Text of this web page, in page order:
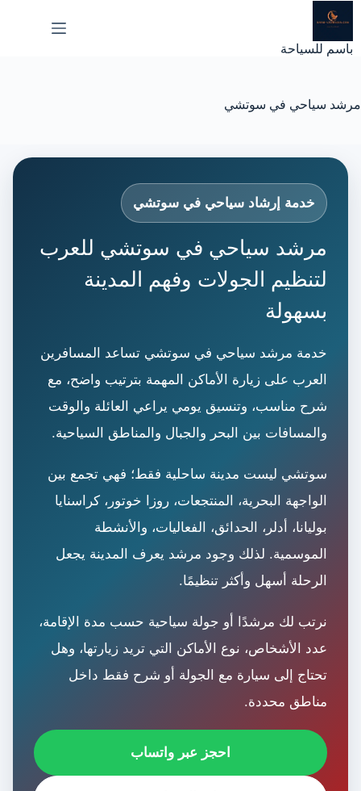
إلى
باسم للسياحة
مرشد سياحي في سوتشي
خدمة إرشاد سياحي في سوتشي
مرشد سياحي في سوتشي للعرب
لتنظيم الجولات وفهم المدينة
بسهولة
خدمة مرشد سياحي في سوتشي تساعد المسافرين
العرب على زيارة الأماكن المهمة بترتيب واضح، مع
شرح مناسب، وتنسيق يومي يراعي العائلة والوقت
والمسافات بين البحر والجبال والمناطق السياحية.
سوتشي ليست مدينة ساحلية فقط؛ فهي تجمع بين
الواجهة البحرية، المنتجعات، روزا خوتور، كراسنايا
بوليانا، أدلر، الحدائق، الفعاليات، والأنشطة
الموسمية. لذلك وجود مرشد يعرف المدينة يجعل
الرحلة أسهل وأكثر تنظيمًا.
نرتب لك مرشدًا أو جولة سياحية حسب مدة الإقامة،
عدد الأشخاص، نوع الأماكن التي تريد زيارتها، وهل
تحتاج إلى سيارة مع الجولة أو شرح فقط داخل
مناطق محددة.
احجز عبر واتساب